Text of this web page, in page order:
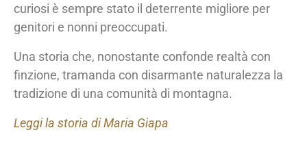
curiosi è sempre stato il deterrente migliore per
genitori e nonni preoccupati.
Una storia che, nonostante confonde realtà con
finzione, tramanda con disarmante naturalezza la
tradizione di una comunità di montagna.
Leggi la storia di Maria Giapa